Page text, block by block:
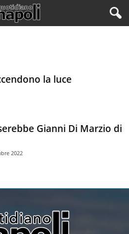
la luce
Gianni Di Marzio di
2022